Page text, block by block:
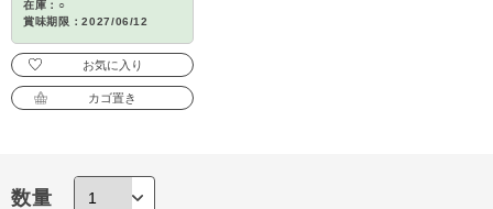
在庫：○
賞味期限：2027/06/12
お気に入り
カゴ置き
数量